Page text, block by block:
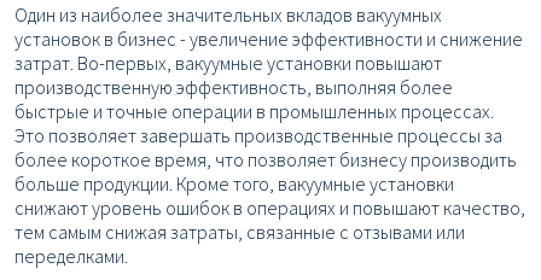
Один из наиболее значительных вкладов вакуумных
установок в бизнес - увеличение эффективности и снижение
затрат. Во-первых, вакуумные установки повышают
производственную эффективность, выполняя более
быстрые и точные операции в промышленных процессах.
Это позволяет завершать производственные процессы за
более короткое время, что позволяет бизнесу производить
больше продукции. Кроме того, вакуумные установки
снижают уровень ошибок в операциях и повышают качество,
тем самым снижая затраты, связанные с отзывами или
переделками.